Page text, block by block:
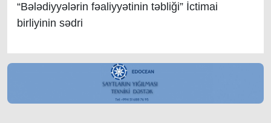
“Bələdiyyələrin fəaliyyətinin təbliği” İctimai
birliyinin sədri